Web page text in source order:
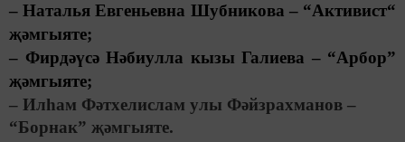
– Наталья Евгеньевна Шубникова – “Активист“
җәмгыяте;
– Фирдәүсә Нәбиулла кызы Галиева – “Арбор”
җәмгыяте;
– Илһам Фәтхелислам улы Фәйзрахманов –
“Борнак” җәмгыяте.